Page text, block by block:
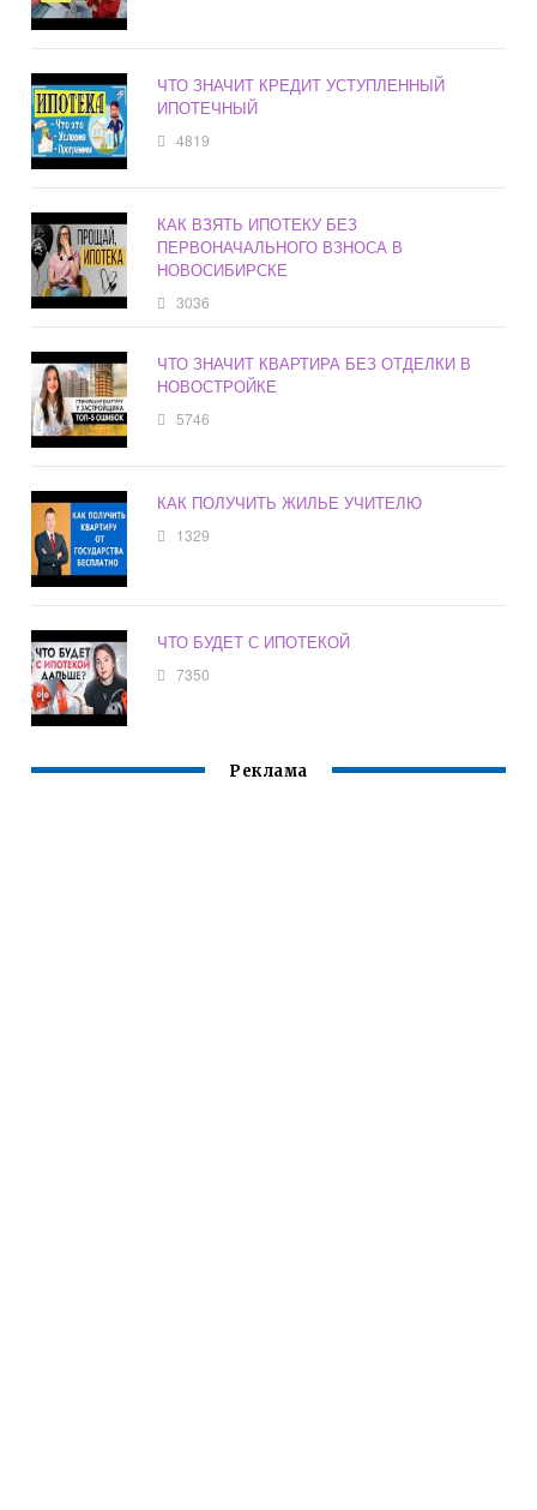
ЧТО ЗНАЧИТ КРЕДИТ УСТУПЛЕННЫЙ
ИПОТЕЧНЫЙ
4819
КАК ВЗЯТЬ ИПОТЕКУ БЕЗ
ПЕРВОНАЧАЛЬНОГО ВЗНОСА В
НОВОСИБИРСКЕ
3036
ЧТО ЗНАЧИТ КВАРТИРА БЕЗ ОТДЕЛКИ В
НОВОСТРОЙКЕ
5746
КАК ПОЛУЧИТЬ ЖИЛЬЕ УЧИТЕЛЮ
1329
ЧТО БУДЕТ С ИПОТЕКОЙ
7350
Реклама